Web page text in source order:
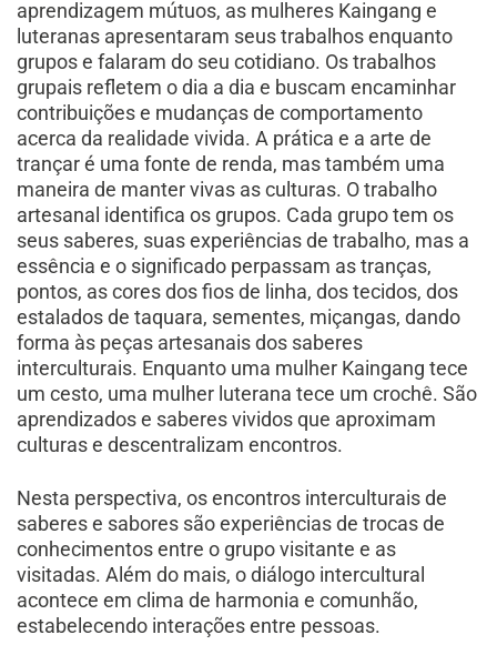
aprendizagem mútuos, as mulheres Kaingang e
luteranas apresentaram seus trabalhos enquanto
grupos e falaram do seu cotidiano. Os trabalhos
grupais refletem o dia a dia e buscam encaminhar
contribuições e mudanças de comportamento
acerca da realidade vivida. A prática e a arte de
trançar é uma fonte de renda, mas também uma
maneira de manter vivas as culturas. O trabalho
artesanal identifica os grupos. Cada grupo tem os
seus saberes, suas experiências de trabalho, mas a
essência e o significado perpassam as tranças,
pontos, as cores dos fios de linha, dos tecidos, dos
estalados de taquara, sementes, miçangas, dando
forma às peças artesanais dos saberes
interculturais. Enquanto uma mulher Kaingang tece
um cesto, uma mulher luterana tece um crochê. São
aprendizados e saberes vividos que aproximam
culturas e descentralizam encontros.
Nesta perspectiva, os encontros interculturais de
saberes e sabores são experiências de trocas de
conhecimentos entre o grupo visitante e as
visitadas. Além do mais, o diálogo intercultural
acontece em clima de harmonia e comunhão,
estabelecendo interações entre pessoas.